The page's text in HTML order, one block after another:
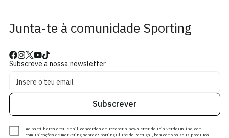
Junta-te à comunidade Sporting
Subscreve a nossa newsletter
Subscrever
Ao partilhares o teu email, concordas em receber a newsletter da Loja Verde Online, com
comunicações de marketing sobre o Sporting Clube de Portugal, bem como os seus produtos